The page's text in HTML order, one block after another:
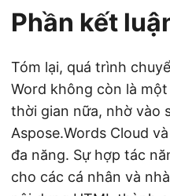
Phần kết
Tóm lại, quá trình
Word không còn là
thời gian nữa, nhờ vào
Aspose.Words Cloud
đa năng. Sự hợp tác
cho các cá nhân và